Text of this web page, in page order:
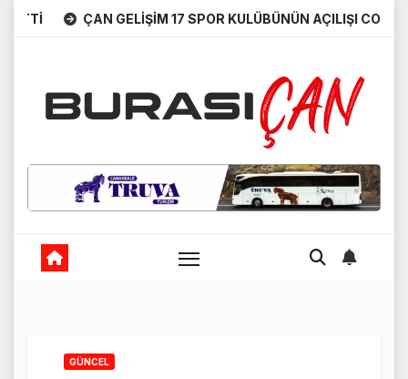
Skip
ÇAN GELİŞİM 17 SPOR KULÜBÜNÜN AÇILIŞI COŞKUYLA
GÜNCEL